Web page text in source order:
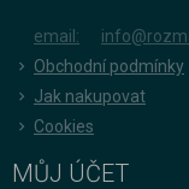
email:
Obchodní podmínky
Jak nakupovat
Cookies
MŮJ ÚČET